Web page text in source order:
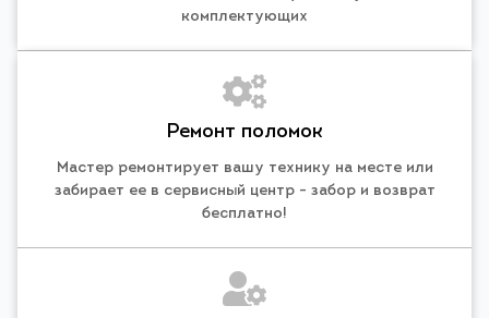
комплектующих
Ремонт поломок
Мастер ремонтирует вашу технику на месте или
забирает ее в сервисный центр - забор и возврат
бесплатно!